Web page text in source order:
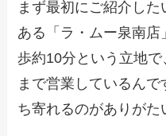
まず最初にご紹介し
ある「ラ・ムー泉南
歩約10分という立地
まで営業しているん
ち寄れるのがありがた